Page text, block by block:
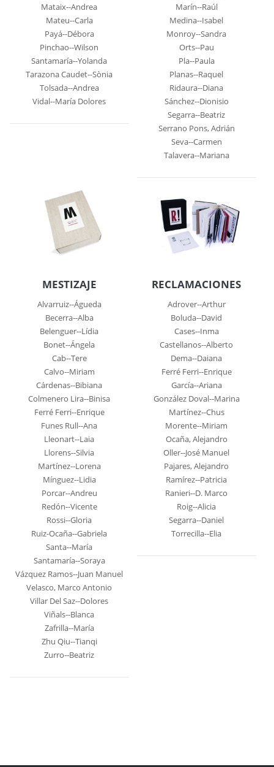
Mataix--Andrea
Mateu--Carla
Payá--Débora
Pinchao--Wilson
Santamaría--Yolanda
Tarazona Caudet--Sònia
Tolsada--Andrea
Vidal--María Dolores
Marín--Raúl
Medina--Isabel
Monroy--Sandra
Orts--Pau
Pla--Paula
Planas--Raquel
Ridaura--Diana
Sánchez--Dionisio
Segarra--Beatriz
Serrano Pons, Adrián
Seva--Carmen
Talavera--Mariana
MESTIZAJE
Alvarruiz--Águeda
Becerra--Alba
Belenguer--Lídia
Bonet--Ángela
Cab--Tere
Calvo--Miriam
Cárdenas--Bibiana
Colmenero Lira--Binisa
Ferré Ferri--Enrique
Funes Rull--Ana
Lleonart--Laia
Llorens--Silvia
Martínez--Lorena
Mínguez--Lidia
Porcar--Andreu
Redón--Vicente
Rossi--Gloria
Ruiz-Ocaña--Gabriela
Santa--María
Santamaría--Soraya
Vázquez Ramos--Juan Manuel
Velasco, Marco Antonio
Villar Del Saz--Dolores
Viñals--Blanca
Zafrilla--María
Zhu Qiu--Tianqi
Zurro--Beatriz
RECLAMACIONES
Adrover--Arthur
Boluda--David
Cases--Inma
Castellanos--Alberto
Dema--Daiana
Ferré Ferri--Enrique
García--Ariana
González Doval--Marina
Martínez--Chus
Morente--Miriam
Ocaña, Alejandro
Oller--José Manuel
Pajares, Alejandro
Ramírez--Patricia
Ranieri--D. Marco
Roig--Alicia
Segarra--Daniel
Torrecilla--Elia